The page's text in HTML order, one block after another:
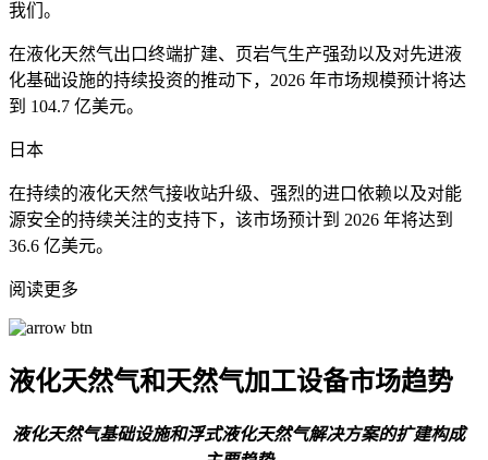
我们。
在液化天然气出口终端扩建、页岩气生产强劲以及对先进液
化基础设施的持续投资的推动下，2026 年市场规模预计将达
到 104.7 亿美元。
日本
在持续的液化天然气接收站升级、强烈的进口依赖以及对能
源安全的持续关注的支持下，该市场预计到 2026 年将达到
36.6 亿美元。
阅读更多
液化天然气和天然气加工设备市场趋势
液化天然气基础设施和浮式液化天然气解决方案的扩建构成